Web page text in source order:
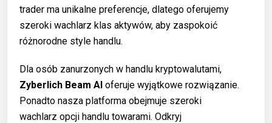
trader ma unikalne preferencje, dlatego oferujemy
szeroki wachlarz klas aktywów, aby zaspokoić
różnorodne style handlu.
Dla osób zanurzonych w handlu kryptowalutami,
Zyberlich Beam AI oferuje wyjątkowe rozwiązanie.
Ponadto nasza platforma obejmuje szeroki
wachlarz opcji handlu towarami. Odkryj